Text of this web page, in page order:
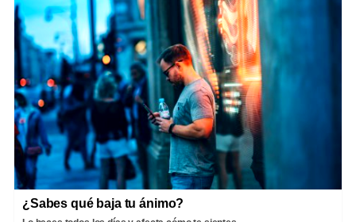
¿Sabes qué baja tu ánimo?